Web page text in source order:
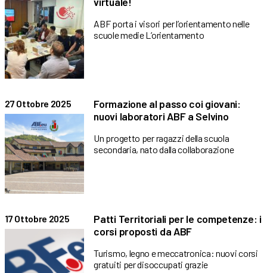
ABF porta i visori per l’orientamento nelle
scuole medie L’orientamento
27 Ottobre 2025
Formazione al passo coi giovani:
nuovi laboratori ABF a Selvino
Un progetto per ragazzi della scuola
secondaria, nato dalla collaborazione
17 Ottobre 2025
Patti Territoriali per le competenze: i
corsi proposti da ABF
Turismo, legno e meccatronica: nuovi corsi
gratuiti per disoccupati grazie